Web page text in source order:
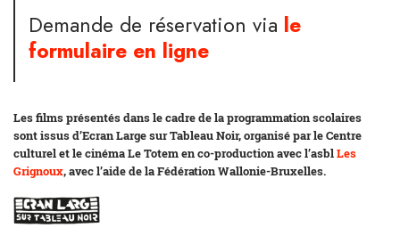
Demande de réservation via le
formulaire en ligne
Les films présentés dans le cadre de la programmation scolaires
sont issus d’Ecran Large sur Tableau Noir, organisé par le Centre
culturel et le cinéma Le Totem en co-production avec l’asblLes
Grignoux, avec l’aide de la Fédération Wallonie-Bruxelles.